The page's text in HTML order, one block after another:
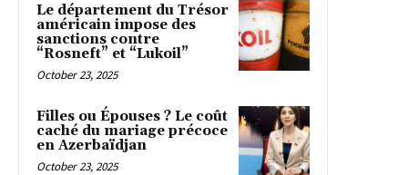
Le département du Trésor
américain impose des
sanctions contre
“Rosneft” et “Lukoil”
October 23, 2025
Filles ou Épouses ? Le coût
caché du mariage précoce
en Azerbaïdjan
October 23, 2025